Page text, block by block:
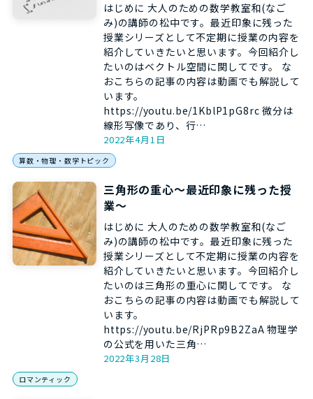
はじめに 大人のための数学教室和(なご
み)の講師の松中です。最近印象に残った
授業シリーズとして不定期に授業の内容を
紹介していきたいと思います。今回紹介し
たいのはベクトル空間に関してです。 な
おこちらの記事の内容は動画でも解説して
います。
https://youtu.be/1KblP1pG8rc 微分は
線形写像であり、行…
2022年4月1日
算数・物理・数学トピック
三角形の重心～最近印象に残った授
業～
はじめに 大人のための数学教室和(なご
み)の講師の松中です。最近印象に残った
授業シリーズとして不定期に授業の内容を
紹介していきたいと思います。今回紹介し
たいのは三角形の重心に関してです。 な
おこちらの記事の内容は動画でも解説して
います。
https://youtu.be/RjPRp9B2ZaA 物理学
の公式を用いた三角…
2022年3月28日
ロマンティック